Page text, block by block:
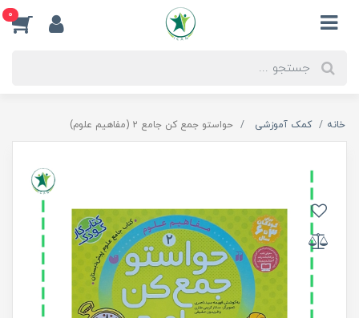
0
خانه کمک آموزشی حواستو جمع کن جامع ۲ (مفاهیم علوم)